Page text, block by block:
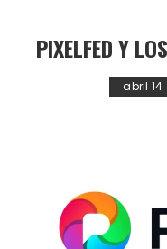
PIXELFED Y
abril 14